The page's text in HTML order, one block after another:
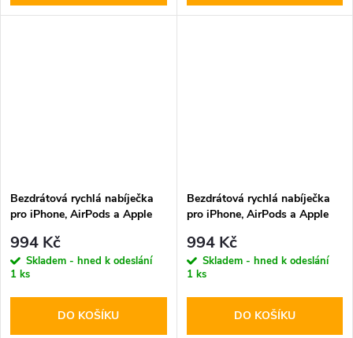
Bezdrátová rychlá nabíječka
pro iPhone, AirPods a Apple
A41 MagSafe Wireless
Charger White
994 Kč
Skladem - hned k odeslání
1 ks
DO KOŠÍKU
Bezdrátová rychlá nabíječka
pro iPhone, AirPods a Apple
A41 MagSafe Wireless
Charger Black
994 Kč
Skladem - hned k odeslání
1 ks
DO KOŠÍKU